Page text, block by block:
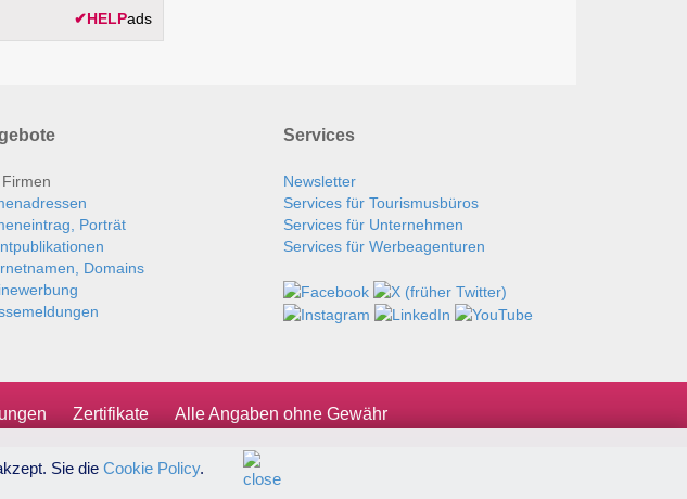
✔HELPads
Porträt
Domains
Services
Newsletter
Services für Tourismusbüros
Services für Unternehmen
Services für Werbeagenturen
Zertifikate Alle Angaben ohne Gewähr
Sie die Cookie Policy.